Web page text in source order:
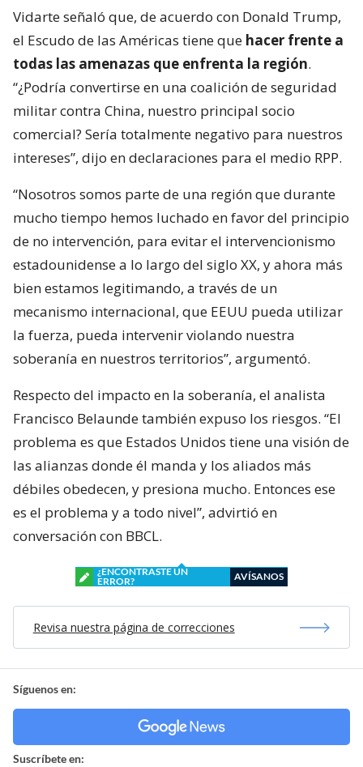
Vidarte señaló que, de acuerdo con Donald Trump,
el Escudo de las Américas tiene que hacer frente a
todas las amenazas que enfrenta la región.
“¿Podría convertirse en una coalición de seguridad
militar contra China, nuestro principal socio
comercial? Sería totalmente negativo para nuestros
intereses”, dijo en declaraciones para el medio RPP.
“Nosotros somos parte de una región que durante
mucho tiempo hemos luchado en favor del principio
de no intervención, para evitar el intervencionismo
estadounidense a lo largo del siglo XX, y ahora más
bien estamos legitimando, a través de un
mecanismo internacional, que EEUU pueda utilizar
la fuerza, pueda intervenir violando nuestra
soberanía en nuestros territorios”, argumentó.
Respecto del impacto en la soberanía, el analista
Francisco Belaunde también expuso los riesgos. “El
problema es que Estados Unidos tiene una visión de
las alianzas donde él manda y los aliados más
débiles obedecen, y presiona mucho. Entonces ese
es el problema y a todo nivel”, advirtió en
conversación con BBCL.
¿ENCONTRASTE UN
ERROR?
AVÍSANOS
Revisa nuestra página de correcciones
Síguenos en:
Suscríbete en: